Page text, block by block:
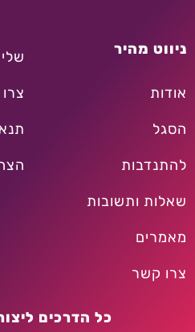
ניווט מהיר
אודות
הסגל
להתנדבות
שאלות ותשובות
מאמרים
צרו קשר
כל הדרכים